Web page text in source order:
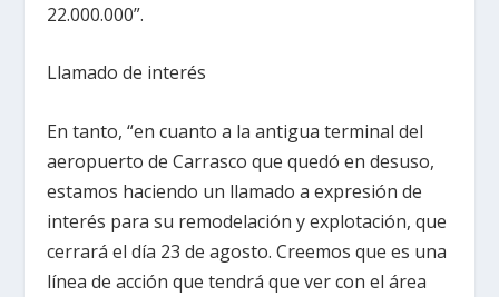
22.000.000”.
Llamado de interés
En tanto, “en cuanto a la antigua terminal del
aeropuerto de Carrasco que quedó en desuso,
estamos haciendo un llamado a expresión de
interés para su remodelación y explotación, que
cerrará el día 23 de agosto. Creemos que es una
línea de acción que tendrá que ver con el área